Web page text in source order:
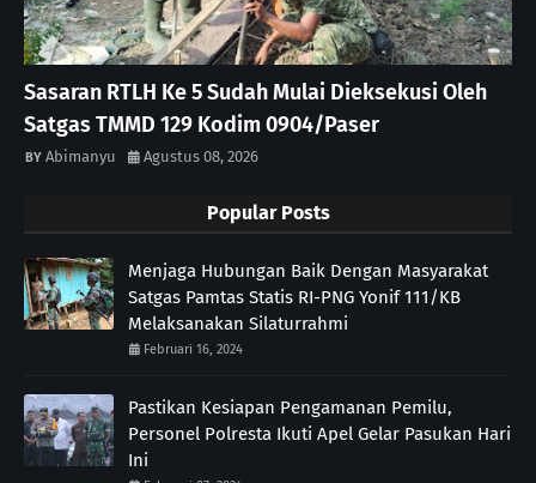
Sasaran RTLH Ke 5 Sudah Mulai Dieksekusi Oleh
Satgas TMMD 129 Kodim 0904/Paser
Abimanyu Agustus 08, 2026
Popular Posts
Menjaga Hubungan Baik Dengan Masyarakat
Satgas Pamtas Statis RI-PNG Yonif 111/KB
Melaksanakan Silaturrahmi
Februari 16, 2024
Pastikan Kesiapan Pengamanan Pemilu,
Personel Polresta Ikuti Apel Gelar Pasukan Hari
Ini